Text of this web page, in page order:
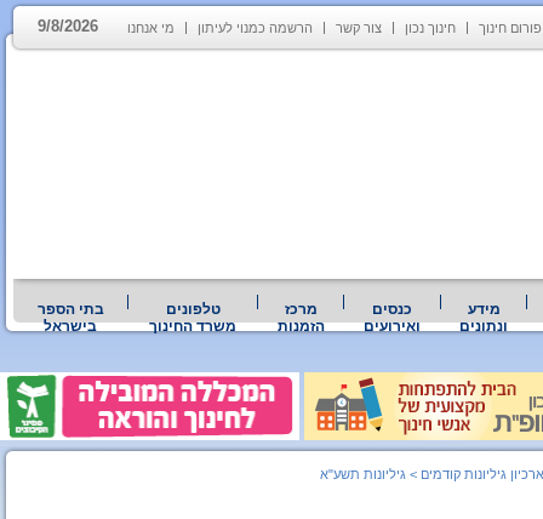
פורום חינוך חינוך נכון צור קשר הרשמה כמנוי לעיתון מי אנחנו 9/8/2026
מידע
ונתונים
כנסים
ואירועים
מרכז
הזמנות
טלפונים
משרד החינוך
בתי הספר
בישראל
ארכיון גיליונות קודמים > גיליונות תשע"א